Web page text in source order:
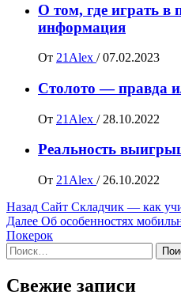
О том, где играть в
информация
От 21Alex / 07.02.2023
Столото — правда
От 21Alex / 28.10.2022
Реальность
От 21Alex / 26.10.2022
Навигация
записи
Назад Сайт Складчик — как
Далее Об особенностях
Покерок
Найти:
Свежие записи